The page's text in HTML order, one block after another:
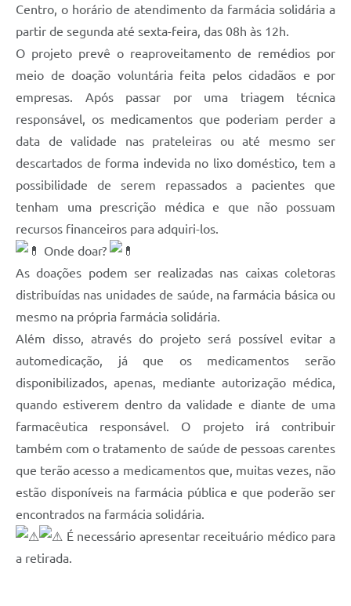
Centro, o horário de atendimento da farmácia solidária a
partir de segunda até sexta-feira, das 08h às 12h.
O projeto prevê o reaproveitamento de remédios por
meio de doação voluntária feita pelos cidadãos e por
empresas. Após passar por uma triagem técnica
responsável, os medicamentos que poderiam perder a
data de validade nas prateleiras ou até mesmo ser
descartados de forma indevida no lixo doméstico, tem a
possibilidade de serem repassados a pacientes que
tenham uma prescrição médica e que não possuam
recursos financeiros para adquiri-los.
Onde doar?
As doações podem ser realizadas nas caixas coletoras
distribuídas nas unidades de saúde, na farmácia básica ou
mesmo na própria farmácia solidária.
Além disso, através do projeto será possível evitar a
automedicação, já que os medicamentos serão
disponibilizados, apenas, mediante autorização médica,
quando estiverem dentro da validade e diante de uma
farmacêutica responsável. O projeto irá contribuir
também com o tratamento de saúde de pessoas carentes
que terão acesso a medicamentos que, muitas vezes, não
estão disponíveis na farmácia pública e que poderão ser
encontrados na farmácia solidária.
É necessário apresentar receituário médico para
a retirada.